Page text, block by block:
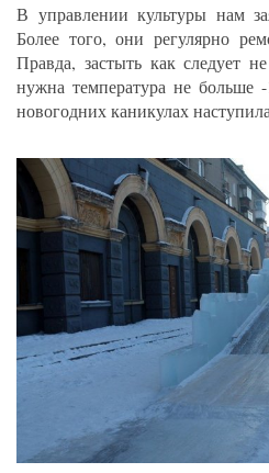
В управлении культуры нам
Более того, они регулярно
Правда, застыть как следует
нужна температура не больше
новогодних каникулах